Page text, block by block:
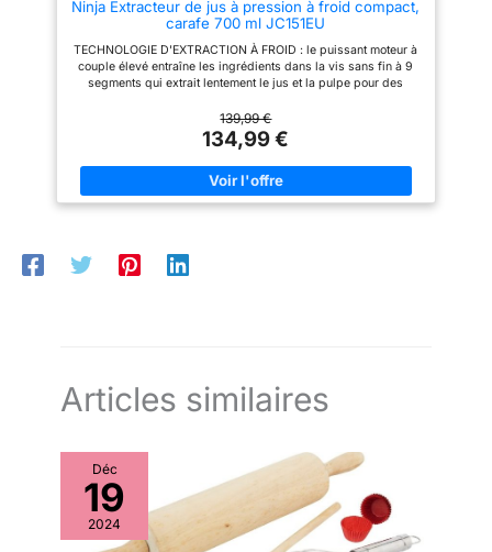
Ninja Extracteur de jus à pression à froid compact,
carafe 700 ml JC151EU
TECHNOLOGIE D'EXTRACTION À FROID : le puissant moteur à
couple élevé entraîne les ingrédients dans la vis sans fin à 9
segments qui extrait lentement le jus et la pulpe pour des
FIN POUR MINIMISER LES OBSTRUCTIONS* : la conception à
neuf segments permet de récupérer le jus et la pulpe pendant
l'extraction à froid. (*Par rapport au modèle précédent
JC100EU) CONTRÔLE TOTAL DE LA PULPE : filtre la pulpe
pour extraire les jus sans interruption** (**Testé avec 320 g
de carottes.) Comprend 2 filtres pour choisir la teneur en pulpe
le matin sans réveiller toute la maison INCLUT : base moteur de
l’extracteur de jus à pression à froid Ninja, carafe à jus de 700
139,99 €
134,99 €
Articles similaires
Déc
19
2024